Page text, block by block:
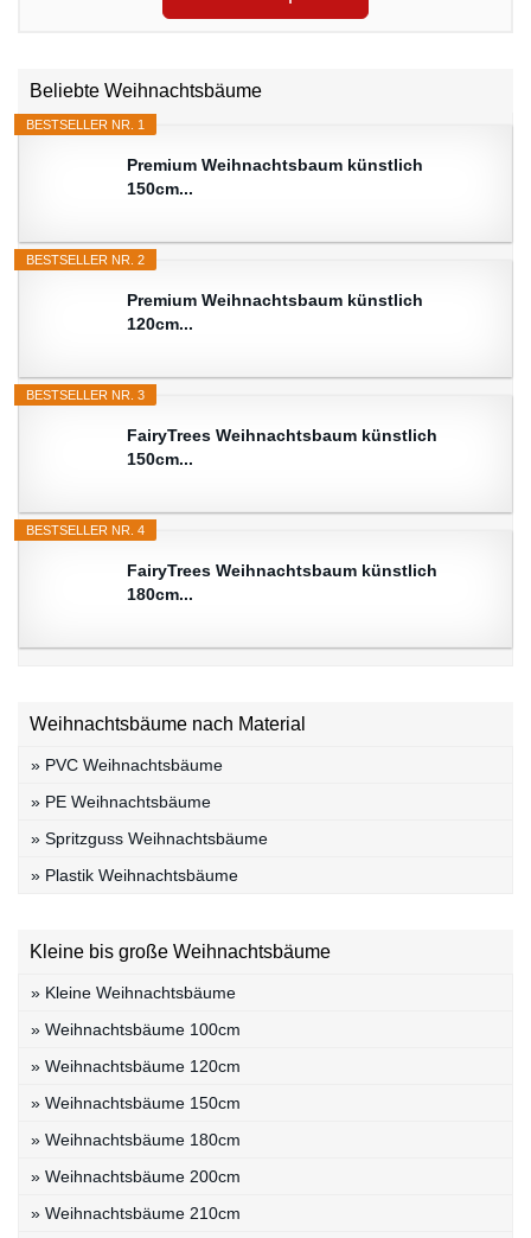
Beliebte Weihnachtsbäume
BESTSELLER NR. 1
Premium Weihnachtsbaum künstlich
150cm...
BESTSELLER NR. 2
Premium Weihnachtsbaum künstlich
120cm...
BESTSELLER NR. 3
FairyTrees Weihnachtsbaum künstlich
150cm...
BESTSELLER NR. 4
FairyTrees Weihnachtsbaum künstlich
180cm...
Weihnachtsbäume nach Material
» PVC Weihnachtsbäume
» PE Weihnachtsbäume
» Spritzguss Weihnachtsbäume
» Plastik Weihnachtsbäume
Kleine bis große Weihnachtsbäume
» Kleine Weihnachtsbäume
» Weihnachtsbäume 100cm
» Weihnachtsbäume 120cm
» Weihnachtsbäume 150cm
» Weihnachtsbäume 180cm
» Weihnachtsbäume 200cm
» Weihnachtsbäume 210cm